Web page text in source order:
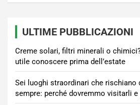
ULTIME PUBBLICAZIONI
Creme solari, filtri minerali o
utile conoscere prima dell’estate
Sei luoghi straordinari che rischiano
sempre: perché dovremmo visitarli e